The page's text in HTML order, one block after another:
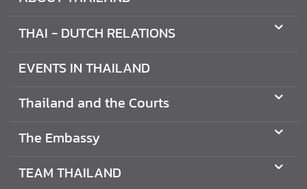
E
M
A
S
T
E
THAI - DUTCH RELATIONS
EVENTS IN THAILAND
Thailand and the Courts
The Embassy
TEAM THAILAND